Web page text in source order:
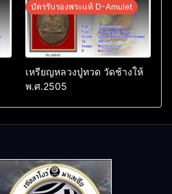
บัตรรับรองพระแท้ D-Amulet
เหรียญหลวงปู่ทวด วัดช้างให้
พ.ศ.2505